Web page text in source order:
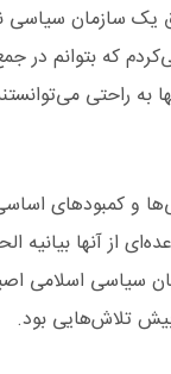
یک سازمان سیاسی
که بتوانم در
راحتی
و کمبودهای
عده‌ای از آنها
سیاسی اسلامی
تلاش‌هایی بود.